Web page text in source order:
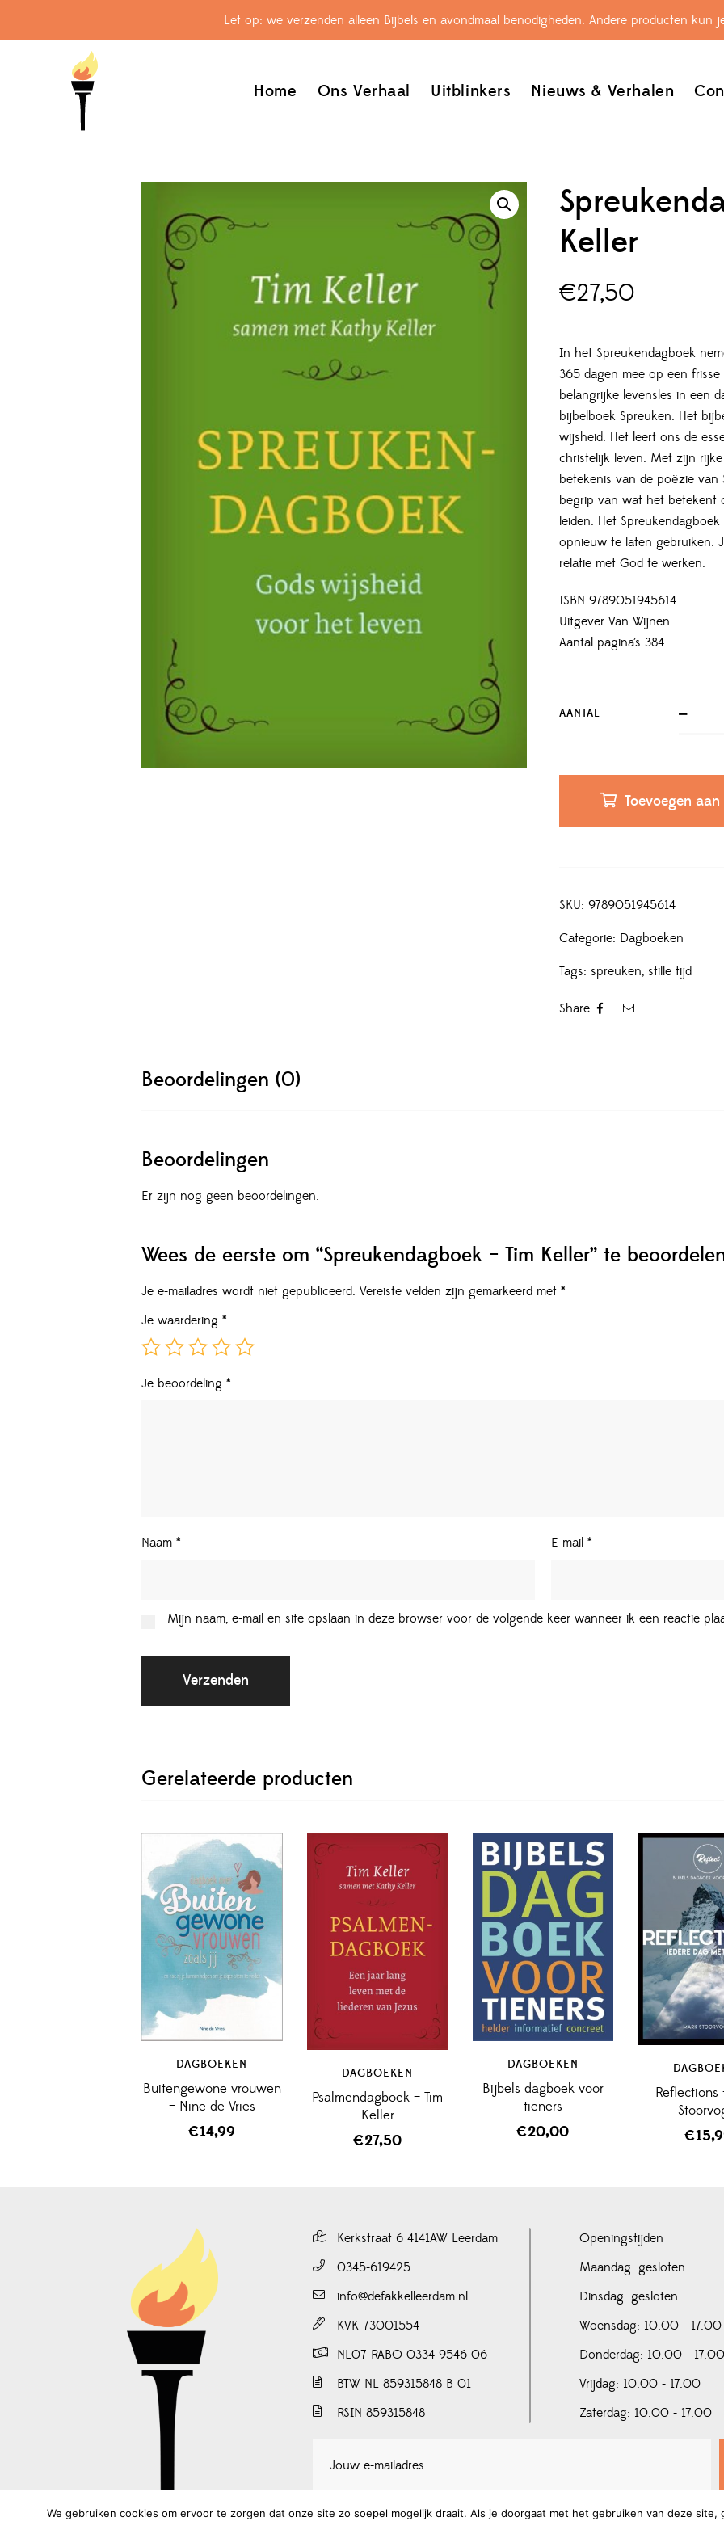
Let op: we verzenden alleen Bijbels en avondmaal benodigheden. Andere producten kun
Home Ons Verhaal Uitblinkers Nieuws & Verhalen
Keller
€27,50
In het Spreukendagboek
365 dagen mee op een
belangrijke levensles in een
bijbelboek Spreuken. Het
wijsheid. Het leert ons de
christelijk leven. Met zijn
betekenis van de poëzie
begrip van wat het betekent
leiden. Het
opnieuw te laten gebruiken.
relatie met God te werken.
ISBN 9789051945614
Uitgever Van Wijnen
Aantal pagina’s 384
AANTAL
Toevoegen
SKU: 9789051945614
Categorie: Dagboeken
Tags: spreuken, stille tijd
Share:
Beoordelingen (0)
Beoordelingen
Er zijn nog geen beoordelingen.
Wees de eerste om “Spreukendagboek – Tim Keller” te
Je e-mailadres wordt niet gepubliceerd. Vereiste velden zijn gemarkeerd met *
Je waardering *
Je beoordeling *
Naam * E-mail *
Mijn naam, e-mail en site opslaan in deze browser voor de volgende keer wanneer ik een reactie
Gerelateerde producten
DAGBOEKEN
Buitengewone vrouwen
– Nine de Vries
€14,99
DAGBOEKEN
Psalmendagboek – Tim
Keller
€27,50
DAGBOEKEN
Bijbels dagboek voor
tieners
€20,00
Reflections
€
Kerkstraat 6 4141AW Leerdam
0345-619425
info@defakkelleerdam.nl
KVK 73001554
NL07 RABO 0334 9546 06
BTW NL 859315848 B 01
RSIN 859315848
Openingstijden
Maandag: gesloten
Dinsdag: gesloten
Woensdag: 10.00 - 17.00
Donderdag: 10.00 - 17.00
Vrijdag: 10.00 - 17.00
Zaterdag: 10.00 - 17.00
We gebruiken cookies om ervoor te zorgen dat onze site zo soepel mogelijk draait. Als je doorgaat met het gebruiken van deze